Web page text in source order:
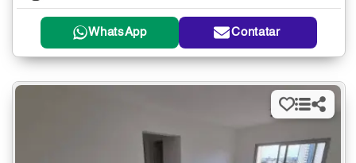
WhatsApp Contatar